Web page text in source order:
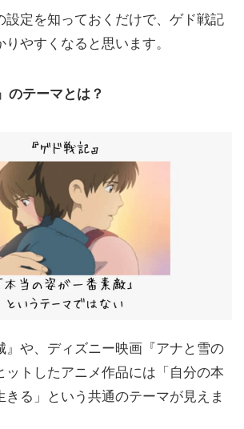
設定を知っておくだけで、ゲド戦記
やすくなると思います。
のテーマとは？
』や、ディズニー映画『アナと雪の
ットしたアニメ作品には「自分の本
きる」という共通のテーマが見えま